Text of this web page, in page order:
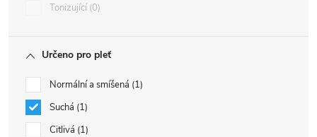
Tonizující 0
Určeno pro pleť
Normální a smíšená 1
Suchá 1
Citlivá 1